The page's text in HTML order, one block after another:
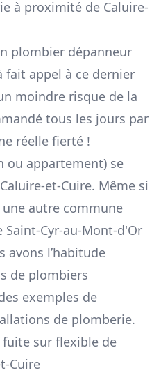
à proximité de Caluire-
plombier dépanneur
fait appel à ce dernier
moindre risque de la
tous les jours par
réelle fierté !
ou appartement) se
et-Cuire. Même si
autre commune
Saint-Cyr-au-Mont-d'Or
avons l’habitude
de plombiers
exemples de
de plomberie.
sur flexible de
Cuire